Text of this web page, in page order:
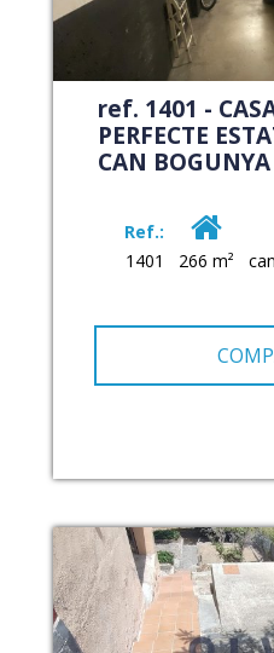
ref. 1401 -
PERFECTE
CAN BOGUNYA
Ref.:
1401
266 m²